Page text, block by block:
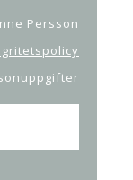
Persson